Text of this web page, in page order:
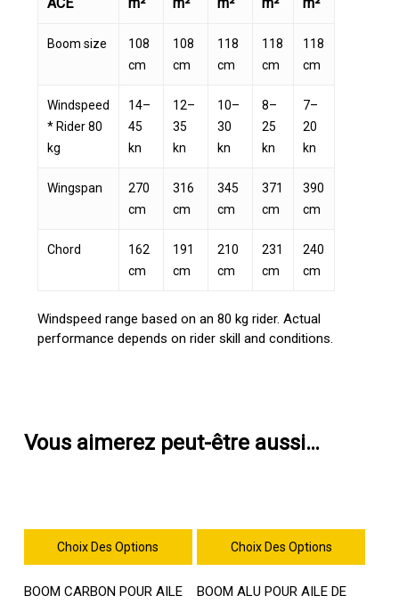
ACE
m²
m²
m²
m²
m²
Boom size
108
cm
108
cm
118
cm
118
cm
118
cm
Windspeed
* Rider 80
kg
14–
45
kn
12–
35
kn
10–
30
kn
8–
25
kn
7–
20
kn
Wingspan
270
cm
316
cm
345
cm
371
cm
390
cm
Chord
162
cm
191
cm
210
cm
231
cm
240
cm
Windspeed range based on an 80 kg rider. Actual
performance depends on rider skill and conditions.
Vous aimerez peut-être aussi…
Choix Des Options
produit
BOOM CARBON POUR AILE
Choix Des Options
produit
BOOM ALU POUR AILE DE